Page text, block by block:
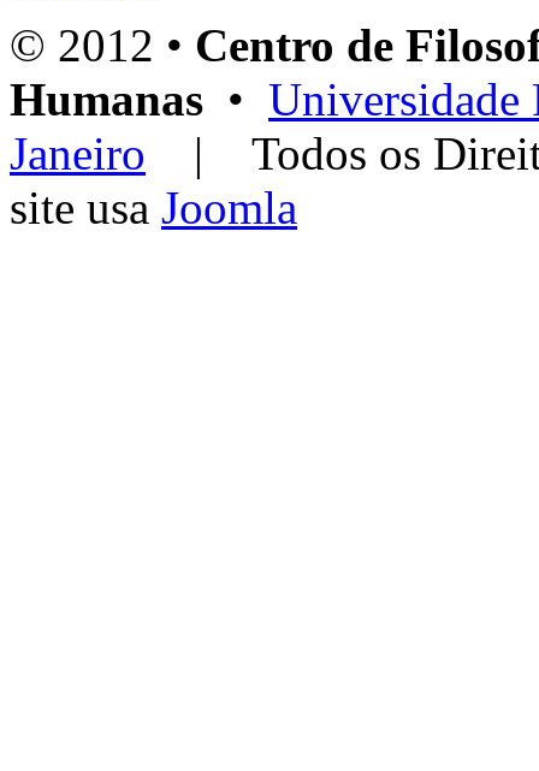
© 2012 • Centro de
Humanas • Universidade
Janeiro | Todos os
site usa Joomla